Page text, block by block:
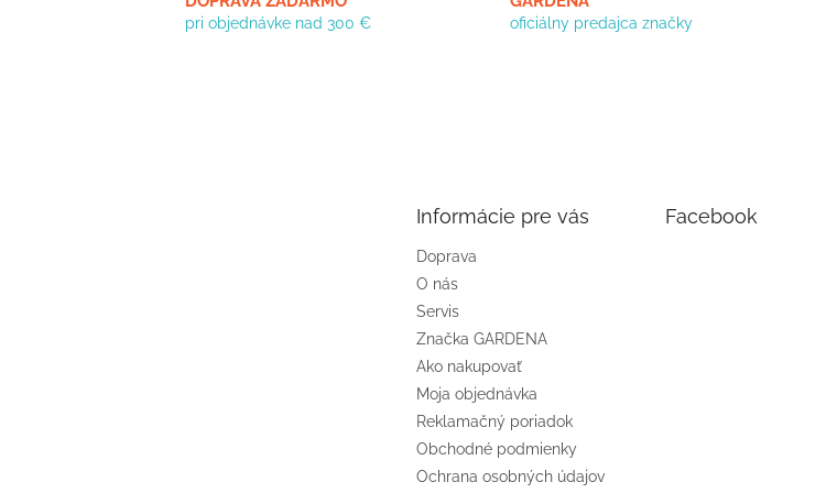
pri objednávke nad 300 € oficiálny predajca značky
Informácie pre vás
Doprava
O nás
Servis
Značka GARDENA
Ako nakupovať
Moja objednávka
Reklamačný poriadok
Obchodné podmienky
Ochrana osobných údajov
Facebook